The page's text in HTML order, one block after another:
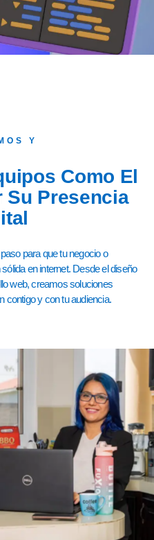
Y
Como El
Su Presencia
para que tu negocio o
en internet. Desde el diseño
web, creamos soluciones
contigo y con tu audiencia.